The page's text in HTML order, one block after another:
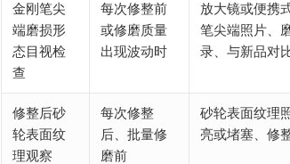
金刚笔尖
端磨损形
态目视检
查
每次修整前
或修磨质量
出现波动时
放大镜或便携
笔尖端照片、
录、与新品对
修整后砂
轮表面纹
理观察
每次修整
后、批量修
磨前
砂轮表面纹理
亮或堵塞、修